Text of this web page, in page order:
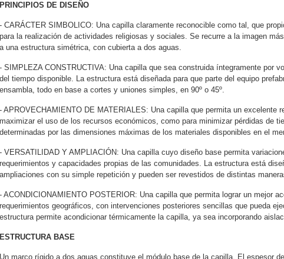
PRINCIPIOS DE DISEÑO
- CARÁCTER SIMBOLICO: Una capilla claramente reconocible como tal, que
para la realización de actividades religiosas y sociales. Se recurre a la imagen
a una estructura simétrica, con cubierta a dos aguas.
- SIMPLEZA CONSTRUCTIVA: Una capilla que sea construida íntegramente por
del tiempo disponible. La estructura está diseñada para que parte del equipo
ensambla, todo en base a cortes y uniones simples, en 90º o 45º.
- APROVECHAMIENTO DE MATERIALES: Una capilla que permita un excelente
maximizar el uso de los recursos económicos, como para minimizar pérdidas de
determinadas por las dimensiones máximas de los materiales disponibles en el
- VERSATILIDAD Y AMPLIACIÓN: Una capilla cuyo diseño base permita
requerimientos y capacidades propias de las comunidades. La estructura está
ampliaciones con su simple repetición y pueden ser revestidos de distintas
- ACONDICIONAMIENTO POSTERIOR: Una capilla que permita lograr un mejor
requerimientos geográficos, con intervenciones posteriores sencillas que pueda
estructura permite acondicionar térmicamente la capilla, ya sea incorporando
ESTRUCTURA BASE
Un marco rígido a dos aguas constituye el módulo base de la capilla. El espesor